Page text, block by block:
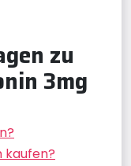
zu
3mg
kaufen?